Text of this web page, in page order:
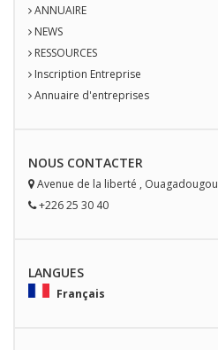
ANNUAIRE
NEWS
RESSOURCES
Inscription Entreprise
Annuaire d'entreprises
NOUS CONTACTER
Avenue de la liberté , Ouagadougou
+226 25 30 40
LANGUES
Français